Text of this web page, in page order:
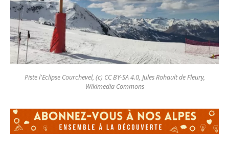
Piste l'Eclipse Courchevel, (c) CC BY-SA 4.0, Jules Rohault de Fleury,
Wikimedia Commons